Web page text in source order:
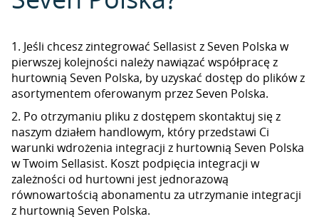
1. Jeśli chcesz zintegrować Sellasist z Seven Polska w
pierwszej kolejności należy nawiązać współpracę z
hurtownią Seven Polska, by uzyskać dostęp do plików z
asortymentem oferowanym przez Seven Polska.
2. Po otrzymaniu pliku z dostępem skontaktuj się z
naszym działem handlowym, który przedstawi Ci
warunki wdrożenia integracji z hurtownią Seven Polska
w Twoim Sellasist. Koszt podpięcia integracji w
zależności od hurtowni jest jednorazową
równowartością abonamentu za utrzymanie integracji
z hurtownią Seven Polska.